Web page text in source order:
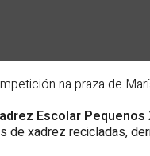
na praza de
Escolar Pequenos
de xadrez recicladas,